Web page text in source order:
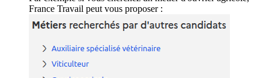
France Travail peut vous proposer :